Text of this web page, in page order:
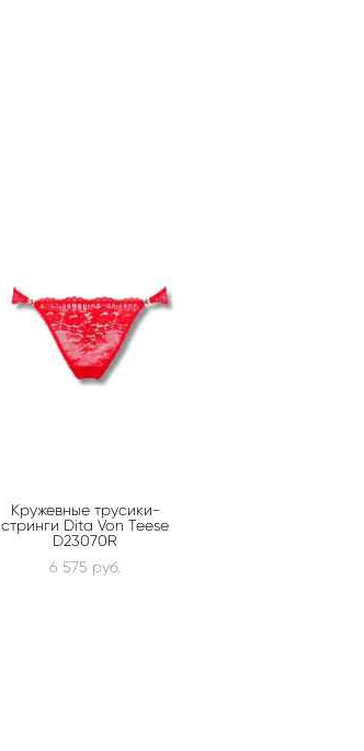
Кружевные трусики-
стринги Dita Von Teese
D23070R
6 575 pуб.